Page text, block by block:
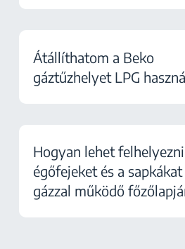
Átállíthatom a Beko
gáztűzhelyet LPG
Hogyan lehet
égőfejeket és a
gázzal működő